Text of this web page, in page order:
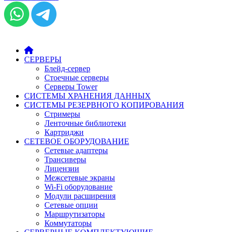
СЕРВЕРЫ
Блейд-сервер
Стоечные серверы
Серверы Tower
СИСТЕМЫ ХРАНЕНИЯ ДАННЫХ
СИСТЕМЫ РЕЗЕРВНОГО КОПИРОВАНИЯ
Стримеры
Ленточные библиотеки
Картриджи
СЕТЕВОЕ ОБОРУДОВАНИЕ
Сетевые адаптеры
Трансиверы
Лицензии
Межсетевые экраны
Wi-Fi оборудование
Модули расширения
Сетевые опции
Маршрутизаторы
Коммутаторы